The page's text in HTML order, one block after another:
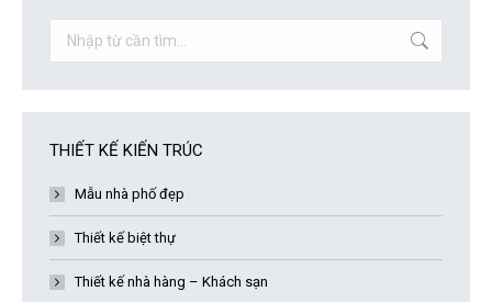
THIẾT KẾ KIẾN TRÚC
Mẫu nhà phố đẹp
Thiết kế biệt thự
Thiết kế nhà hàng – Khách sạn